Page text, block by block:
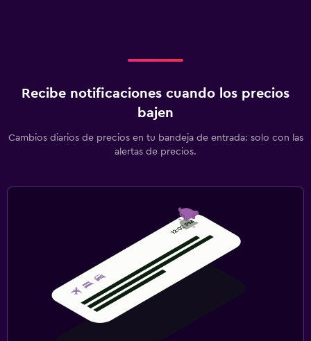
Traslado al aeropuerto (con cargos)
Carga de vehículos eléctricos
Lavandería
Servicios de lavandería/tintorería
Enchufe cerca de la cama
Perchero
Armario o clóset
Recibe notificaciones cuando los precios
bajen
Cambios diarios de precios en tu bandeja de entrada: solo con las
alertas de precios.